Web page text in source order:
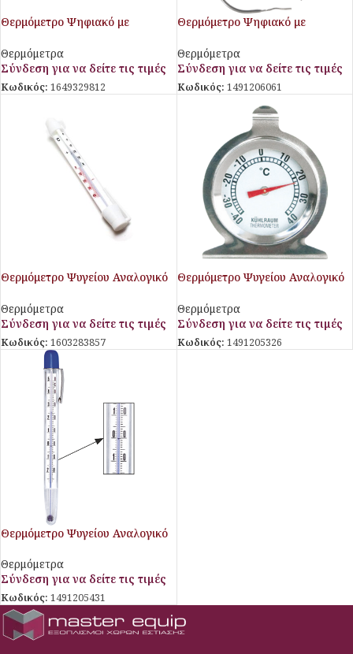
Θερμόμετρο Ψηφιακό με
Θερμόμετρα
Σύνδεση για να δείτε τις τιμές
Κωδικός: 1649329812
Θερμόμετρο Ψηφιακό με
STALGAST
Θερμόμετρα
Σύνδεση για να δείτε τις τιμές
Κωδικός: 1491206061
Θερμόμετρο Ψυγείου Αναλογικό
Θερμόμετρα
Σύνδεση για να δείτε τις τιμές
Κωδικός: 1603283857
Θερμόμετρο Ψυγείου Αναλογικό
Θερμόμετρα
Σύνδεση για να δείτε τις τιμές
Κωδικός: 1491205326
Θερμόμετρο Ψυγείου Αναλογικό
Θερμόμετρα
Σύνδεση για να δείτε τις τιμές
Κωδικός: 1491205431